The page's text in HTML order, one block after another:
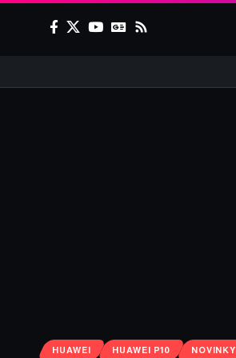
HUAWEI HUAWEI P10 NOVINKY